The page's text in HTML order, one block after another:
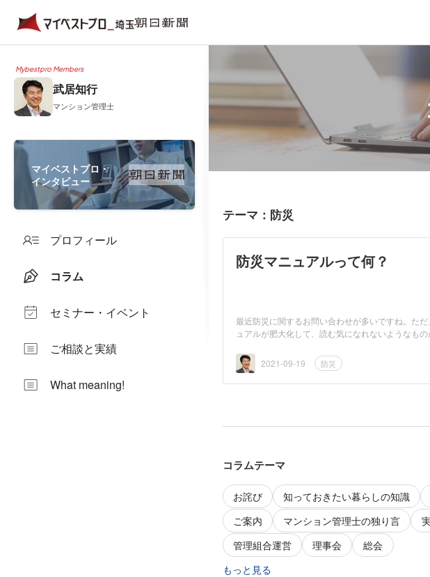
Mybestpro Members
武居知行
マンション管理士
マイベストプロ・
インタビュー
プロフィール
コラム
セミナー・イベント
ご相談と実績
What meaning!
テーマ：防災
防災マニュアルって何？
最近防災に関するお問い合わせが多いですね。た
ュアルが肥大化して、読む気になれないようなも
2021-09-19
防災
コラムテーマ
お詫び 知っておきたい暮らしの知識
ご案内
マンション管理士の独り言
管理組合運営
理事会
総会
もっと見る